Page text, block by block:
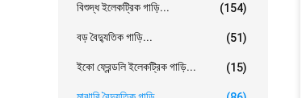
বিশুদ্ধ ইলেকট্রিক গাড়ি... (154)
বড় বৈদ্যুতিক গাড়ি... (51)
ইকো ফ্রেন্ডলি ইলেকট্রিক গাড়ি... (15)